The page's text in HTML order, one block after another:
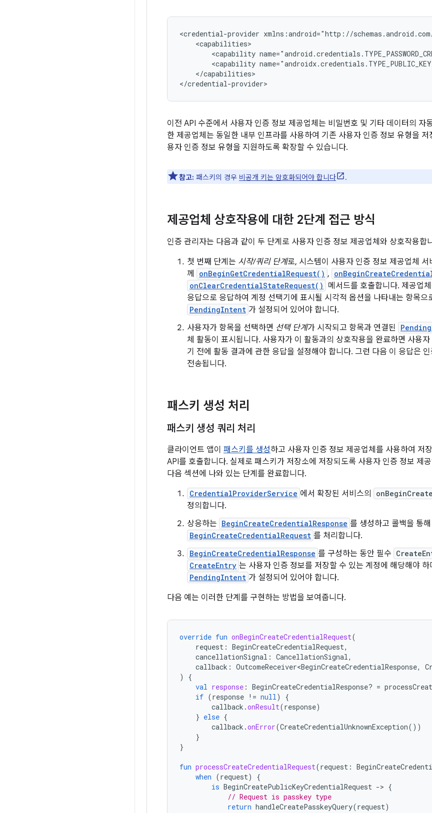
<credential-provider
<capability
<capability
</capabilities>
이전 API 수준에서 사용자 인증 정보 제공업체는 비밀번호 및 기타 데이터의 자
한 제공업체는 동일한 내부 인프라를 사용하여 기존 사용자 인증 정보 유형을
용자 인증 정보 유형을 지원하도록 확장할 수 있습니다.
참고: 패스키의 경우 비공개 키는 암호화되어야 합니다 .
제공업체 상호작용에 대한 2단계 접근 방식
인증 관리자는 다음과 같이 두 단계로 사용자 인증 정보 제공업체와 상호작용합
첫 번째 단계는 시작/쿼리 단계로, 시스템이 사용자 인증 정보 제공업체 서
께
onBeginGetCredentialRequest() ,
onClearCredentialStateRequest() 메서드를 호출합니다. 제공업
응답으로 응답하여 계정 선택기에 표시될 시각적 옵션을 나타내는 항목으
PendingIntent 가 설정되어 있어야 합니다.
사용자가 항목을 선택하면 선택 단계가 시작되고 항목과 연결된
체 활동이 표시됩니다. 사용자가 이 활동과의 상호작용을 완료하면 사용
기 전에 활동 결과에 관한 응답을 설정해야 합니다. 그런 다음 이 응답은
전송됩니다.
패스키 생성 처리
패스키 생성 쿼리 처리
클라이언트 앱이 패스키를 생성하고 사용자 인증 정보 제공업체를 사용하여 저
API를 호출합니다. 실제로 패스키가 저장소에 저장되도록 사용자 인증 정보 제
다음 섹션에 나와 있는 단계를 완료합니다.
CredentialProviderService 에서 확장된 서비스의
정의합니다.
상응하는 BeginCreateCredentialResponse 를 생성하고 콜백을 통
BeginCreateCredentialRequest 를 처리합니다.
BeginCreateCredentialResponse 를 구성하는 동안 필수
CreateEntry 는 사용자 인증 정보를 저장할 수 있는 계정에 해당해야
PendingIntent 가 설정되어 있어야 합니다.
다음 예는 이러한 단계를 구현하는 방법을 보여줍니다.
override fun onBeginCreateCredentialRequest(
request : BeginCreateCredentialRequest,
cancellationSignal : CancellationSignal,
callback : OutcomeReceiver<BeginCreateCredentialResponse,
)
{
val response : BeginCreateCredentialResponse? =
if (response != null)
{
callback .onResult(response)
} else {
callback .onError(CreateCredentialUnknownException())
}
}
fun processCreateCredentialRequest(request :
when (request)
{
is BeginCreatePublicKeyCredentialRequest -> {
// Request is passkey type
return handleCreatePasskeyQuery(request)